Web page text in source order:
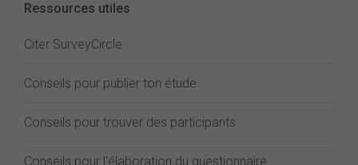
Ressources utiles
Citer SurveyCircle
Conseils pour publier ton étude
Conseils pour trouver des participants
Conseils pour l'élaboration du questionnaire